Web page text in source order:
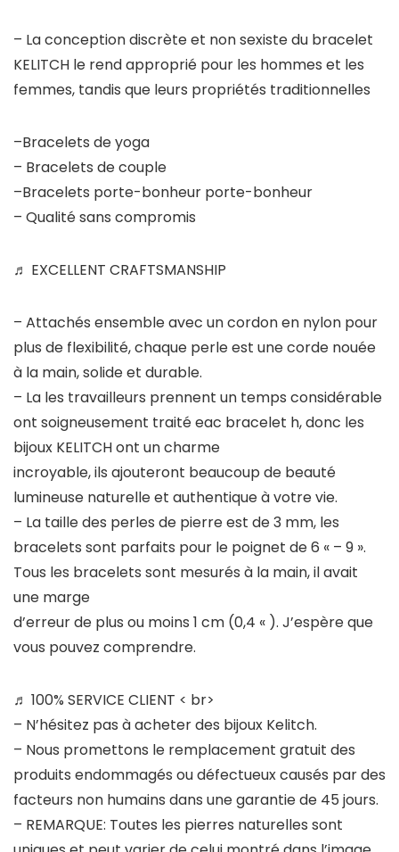
– La conception discrète et non sexiste du bracelet
KELITCH le rend approprié pour les hommes et les
femmes, tandis que leurs propriétés traditionnelles
–Bracelets de yoga
– Bracelets de couple
–Bracelets porte-bonheur porte-bonheur
– Qualité sans compromis
♬ EXCELLENT CRAFTSMANSHIP
– Attachés ensemble avec un cordon en nylon pour
plus de flexibilité, chaque perle est une corde nouée
à la main, solide et durable.
– La les travailleurs prennent un temps considérable
ont soigneusement traité eac bracelet h, donc les
bijoux KELITCH ont un charme
incroyable, ils ajouteront beaucoup de beauté
lumineuse naturelle et authentique à votre vie.
– La taille des perles de pierre est de 3 mm, les
bracelets sont parfaits pour le poignet de 6 « – 9 ».
Tous les bracelets sont mesurés à la main, il avait
une marge
d’erreur de plus ou moins 1 cm (0,4 « ). J’espère que
vous pouvez comprendre.
♬ 100% SERVICE CLIENT < br>
– N’hésitez pas à acheter des bijoux Kelitch.
– Nous promettons le remplacement gratuit des
produits endommagés ou défectueux causés par des
facteurs non humains dans une garantie de 45 jours.
– REMARQUE: Toutes les pierres naturelles sont